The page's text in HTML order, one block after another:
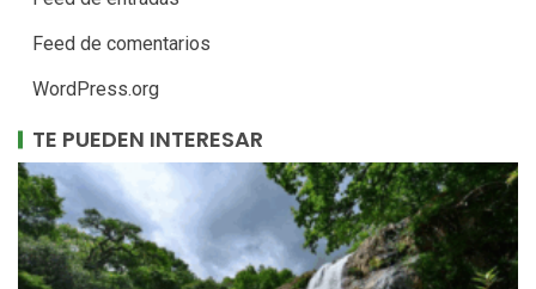
Feed de comentarios
WordPress.org
TE PUEDEN INTERESAR